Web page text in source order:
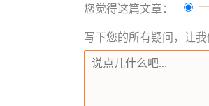
您觉得这篇文章：
写下您的所有疑问，让